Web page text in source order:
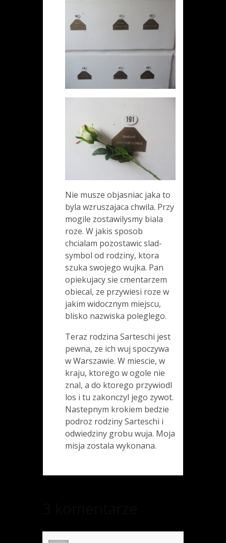
Nie musze objasniac jaka to
byla wzruszajaca chwila. Przy
mogile zostawilysmy biala
roze. W jakis sposob
chcialam pozostawic slad-
symbol od rodziny, ktora
szuka swojego wujka. Pan
opiekujacy sie cmentarzem
obiecal, ze przywiesi roze w
jakim widocznym miejscu,
blisko nazwiska poleglego.
Teraz rodzina Sarteschi jest
pewna, ze ich wuj spoczywa
w Warszawie. W miescie, w
kraju, ktorego w ogole nie
znal, a do ktorego przywiodl
los i tu zakonczyl jego zywot.
Nastepnym krokiem bedzie
podroz rodziny Sarteschi i
odwiedziny grobu wuja. Moja
misja zostala wykonana.